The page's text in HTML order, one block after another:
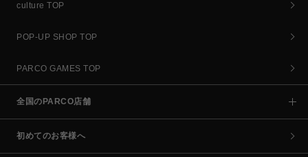
culture TOP
POP-UP SHOP TOP
PARCO GAMES TOP
全国のPARCO店舗
初めてのお客様へ